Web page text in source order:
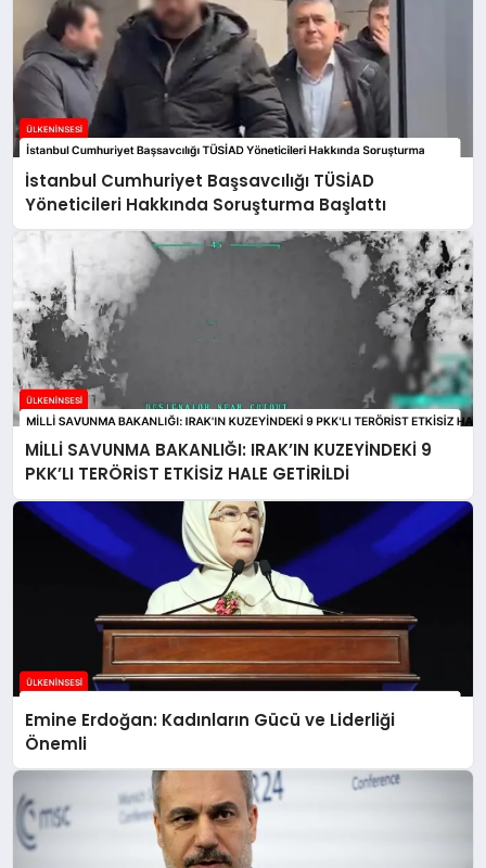
İstanbul Cumhuriyet Başsavcılığı TÜSİAD
Yöneticileri Hakkında Soruşturma Başlattı
MİLLİ SAVUNMA BAKANLIĞI: IRAK’IN KUZEYİNDEKİ 9
PKK’LI TERÖRİST ETKİSİZ HALE GETİRİLDİ
Emine Erdoğan: Kadınların Gücü ve Liderliği
Önemli